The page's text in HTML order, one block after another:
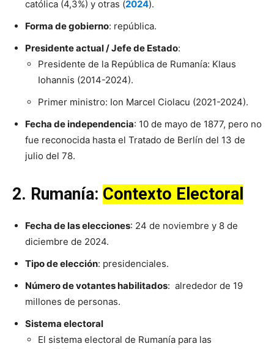
católica (4,3%) y otras (2024).
Forma de gobierno: república.
Presidente actual / Jefe de Estado:
Presidente de la República de Rumanía: Klaus
Iohannis (2014-2024).
Primer ministro: Ion Marcel Ciolacu (2021-2024).
Fecha de independencia: 10 de mayo de 1877, pero no
fue reconocida hasta el Tratado de Berlín del 13 de
julio del 78.
2. Rumanía: Contexto Electoral
Fecha de las elecciones: 24 de noviembre y 8 de
diciembre de 2024.
Tipo de elección: presidenciales.
Número de votantes habilitados: alrededor de 19
millones de personas.
Sistema electoral
El sistema electoral de Rumanía para las